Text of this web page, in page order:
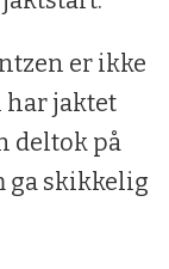
er ikke
har jaktet
deltok på
ga skikkelig